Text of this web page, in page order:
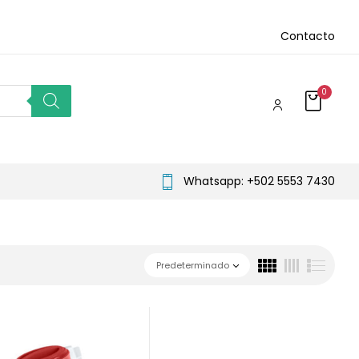
Contacto
0
Whatsapp: +502 5553 7430
Predeterminado